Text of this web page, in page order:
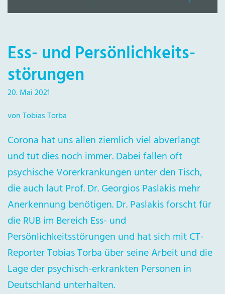
Ess- und Persönlichkeits-
störungen
20. Mai 2021
von Tobias Torba
Corona hat uns allen ziemlich viel abverlangt
und tut dies noch immer. Dabei fallen oft
psychische Vorerkrankungen unter den Tisch,
die auch laut Prof. Dr. Georgios Paslakis mehr
Anerkennung benötigen. Dr. Paslakis forscht für
die RUB im Bereich Ess- und
Persönlichkeitsstörungen und hat sich mit CT-
Reporter Tobias Torba über seine Arbeit und die
Lage der psychisch-erkrankten Personen in
Deutschland unterhalten.